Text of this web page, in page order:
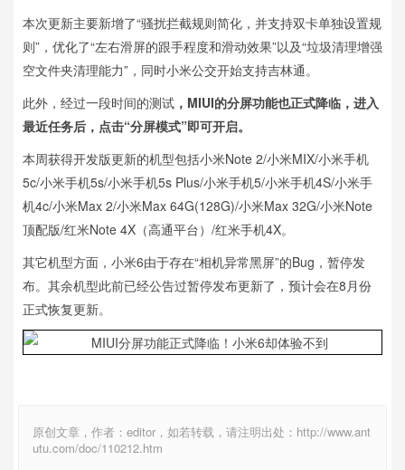
本次更新主要新增了“骚扰拦截规则简化，并支持双卡单独设置规
则”，优化了“左右滑屏的跟手程度和滑动效果”以及“垃圾清理增强
空文件夹清理能力”，同时小米公交开始支持吉林通。
此外，经过一段时间的测试 ，MIUI的分屏功能也正式降临，进入
最近任务后，点击“分屏模式”即可开启。
本周获得开发版更新的机型包括小米Note 2/小米MIX/小米手机
5c/小米手机5s/小米手机5s Plus/小米手机5/小米手机4S/小米手
机4c/小米Max 2/小米Max 64G(128G)/小米Max 32G/小米Note
顶配版/红米Note 4X（高通平台）/红米手机4X。
其它机型方面，小米6由于存在“相机异常黑屏”的Bug，暂停发
布。其余机型此前已经公告过暂停发布更新了，预计会在8月份
正式恢复更新。
原创文章，作者：editor，如若转载，请注明出处：http://www.ant
utu.com/doc/110212.htm